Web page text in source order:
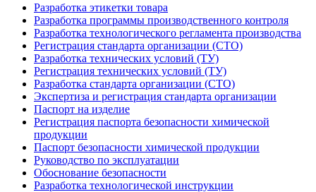
Разработка этикетки товара
Разработка программы производственного контроля
Разработка технологического регламента производства
Регистрация стандарта организации (СТО)
Разработка технических условий (ТУ)
Регистрация технических условий (ТУ)
Разработка стандарта организации (СТО)
Экспертиза и регистрация стандарта организации
Паспорт на изделие
Регистрация паспорта безопасности химической
продукции
Паспорт безопасности химической продукции
Руководство по эксплуатации
Обоснование безопасности
Разработка технологической инструкции